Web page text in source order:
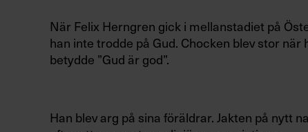
När Felix Herngren gick i mellanstadiet på
han inte trodde på Gud. Chocken blev stor när
betydde ”Gud är god”.
Han blev arg på sina föräldrar. Jakten på nytt